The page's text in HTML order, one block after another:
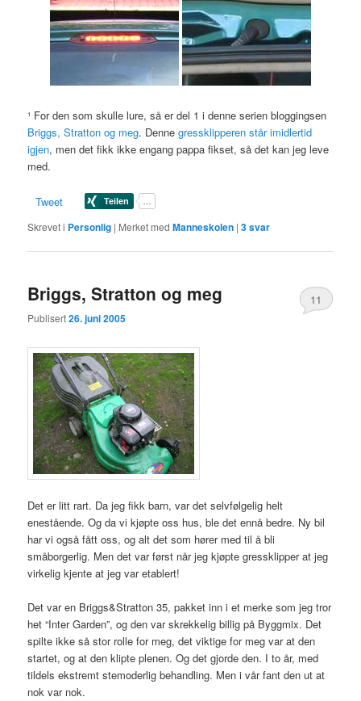
¹ For den som skulle lure, så er del 1 i denne serien bloggingsen
Briggs, Stratton og meg. Dennegressklipperen står imidlertid
igjen, men det fikk ikke engang pappa fikset, så det kan jeg leve
med.
Tweet
Skrevet i Personlig | Merket med Manneskolen |3svar
Briggs, Stratton og meg
Publisert26. juni 2005
11
Det er litt rart. Da jeg fikk barn, var det selvfølgelig helt
enestående. Og da vi kjøpte oss hus, ble det ennå bedre. Ny bil
har vi også fått oss, og alt det som hører med til å bli
småborgerlig. Men det var først når jeg kjøpte gressklipper at jeg
virkelig kjente at jeg var etablert!
Det var en Briggs&Stratton 35, pakket inn i et merke som jeg tror
het “Inter Garden”, og den var skrekkelig billig på Byggmix. Det
spilte ikke så stor rolle for meg, det viktige for meg var at den
startet, og at den klipte plenen. Og det gjorde den. I to år, med
tildels ekstremt stemoderlig behandling. Men i vår fant den ut at
nok var nok.